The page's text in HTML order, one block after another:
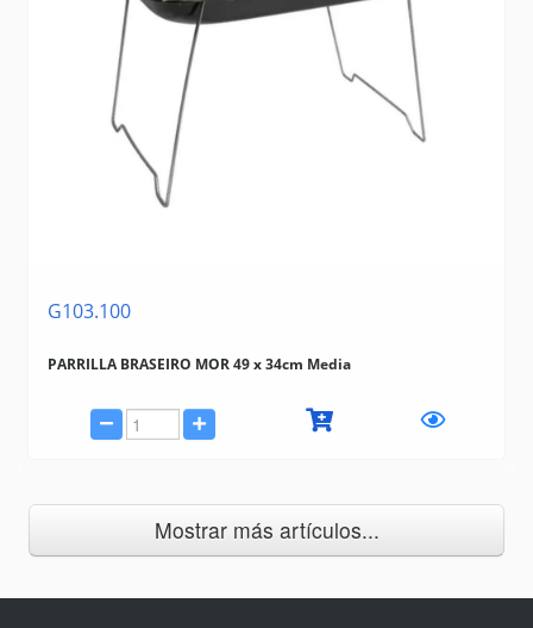
G103.100
PARRILLA BRASEIRO MOR 49 x 34cm Media
Mostrar más artículos...